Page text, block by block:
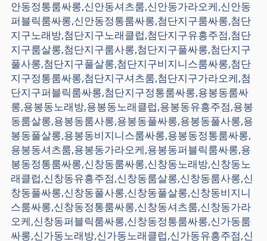
안동정통룸싸롱,신안동셔츠룸,신안동가라오케,신안동
퍼블릭룸싸롱,신안동정통룸싸롱,첨단지구룸싸롱,첨단
지구노래방,첨단지구노래클럽,첨단지구유흥주점,첨단
지구룸살롱,첨단지구룸사롱,첨단지구풀싸롱,첨단지구
풀사롱,첨단지구풀살롱,첨단지구비지니스룸싸롱,첨단
지구정통룸싸롱,첨단지구셔츠룸,첨단지구가라오케,첨
단지구퍼블릭룸싸롱,첨단지구정통룸싸롱,용봉동룸싸
롱,용봉동노래방,용봉동노래클럽,용봉동유흥주점,용봉
동룸살롱,용봉동룸사롱,용봉동풀싸롱,용봉동풀사롱,용
봉동풀살롱,용봉동비지니스룸싸롱,용봉동정통룸싸롱,
용봉동셔츠룸,용봉동가라오케,용봉동퍼블릭룸싸롱,용
봉동정통룸싸롱,신창동룸싸롱,신창동노래방,신창동노
래클럽,신창동유흥주점,신창동룸살롱,신창동룸사롱,신
창동풀싸롱,신창동풀사롱,신창동풀살롱,신창동비지니
스룸싸롱,신창동정통룸싸롱,신창동셔츠룸,신창동가라
오케,신창동퍼블릭룸싸롱,신창동정통룸싸롱,신가동룸
싸롱,신가동노래방,신가동노래클럽,신가동유흥주점,신